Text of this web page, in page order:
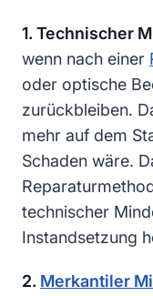
1. Technischer
wenn nach einer
oder optische
zurückbleiben.
mehr auf dem
Schaden wäre.
technischer
Instandsetzung
2. Merkantiler